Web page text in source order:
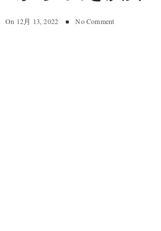
On 12月 13, 2022 No Comment